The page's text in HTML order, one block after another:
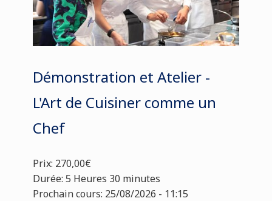
Démonstration et Atelier -
L'Art de Cuisiner comme un
Chef
Prix: 270,00€
Durée: 5 Heures 30 minutes
Prochain cours: 25/08/2026 - 11:15